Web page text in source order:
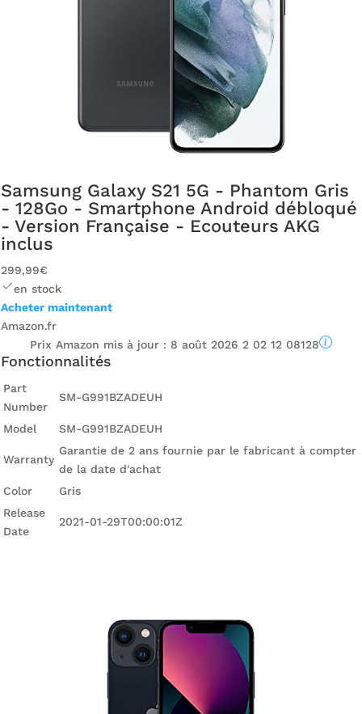
Samsung Galaxy S21 5G - Phantom Gris
- 128Go - Smartphone Android débloqué
- Version Française - Ecouteurs AKG
inclus
299,99€
en stock
Acheter maintenant
Amazon.fr
Prix ​​Amazon mis à jour : 8 août 2026 2 02 12 08128
Fonctionnalités
Part
Number
SM-G991BZADEUH
Model SM-G991BZADEUH
Warranty
Garantie de 2 ans fournie par le fabricant à compter
de la date d'achat
Color
Gris
Release
Date
2021-01-29T00:00:01Z